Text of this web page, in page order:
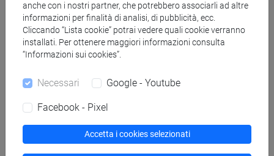
Cerca nel sito
Ricerca persone
Ricerca insegnamenti
Ricerca aule
Ricerca sedi
anche con i nostri partner, che potrebbero associarli ad altre
informazioni per finalità di analisi, di pubblicità, ecc.
Cliccando “Lista cookie” potrai vedere quali cookie verranno
installati. Per ottenere maggiori informazioni consulta
“Informazioni sui cookies”.
Necessari Google - Youtube
Facebook - Pixel
Accetta i cookies selezionati